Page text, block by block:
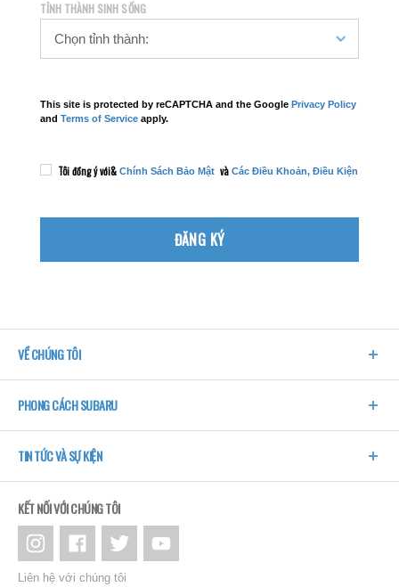
TỈNH THÀNH SINH SỐNG
This site is protected by reCAPTCHA and the Google Privacy Policy
and Terms of Service apply.
Tôi đồng ý với& Chính Sách Bảo Mật và Các Điều Khoản, Điều Kiện
ĐĂNG KÝ
VỀ CHÚNG TÔI
PHONG CÁCH SUBARU
TIN TỨC VÀ SỰ KIỆN
KẾT NỐI VỚI CHÚNG TÔI
Liên hệ với chúng tôi